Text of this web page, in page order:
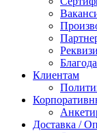
Клиентам
Доставка /